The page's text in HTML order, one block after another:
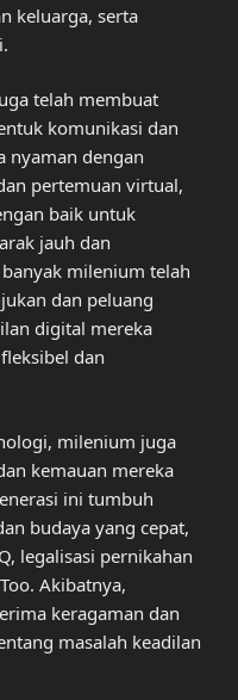
keluarga, serta
telah membuat
komunikasi dan
nyaman dengan
pertemuan virtual,
baik untuk
jauh dan
milenium telah
dan peluang
digital mereka
dan
milenium juga
kemauan mereka
ini tumbuh
budaya yang cepat,
legalisasi pernikahan
Akibatnya,
keragaman dan
masalah keadilan